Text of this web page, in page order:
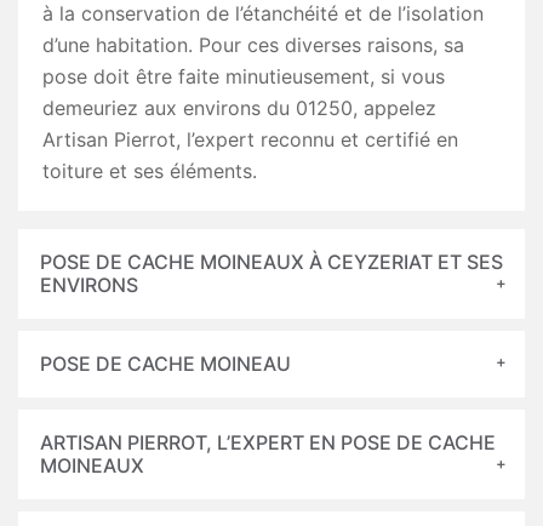
à la conservation de l’étanchéité et de l’isolation
d’une habitation. Pour ces diverses raisons, sa
pose doit être faite minutieusement, si vous
demeuriez aux environs du 01250, appelez
Artisan Pierrot, l’expert reconnu et certifié en
toiture et ses éléments.
POSE DE CACHE MOINEAUX À CEYZERIAT ET SES
ENVIRONS
POSE DE CACHE MOINEAU
ARTISAN PIERROT, L’EXPERT EN POSE DE CACHE
MOINEAUX